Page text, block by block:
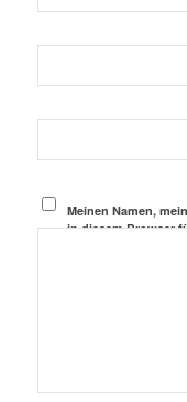
Meinen Namen,
in diesem Browser